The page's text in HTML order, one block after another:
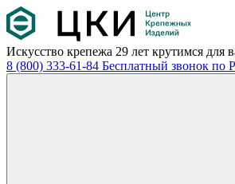
Искусство крепежа 29 лет крутимся для
8 (800) 333-61-84 Бесплатный звонок по